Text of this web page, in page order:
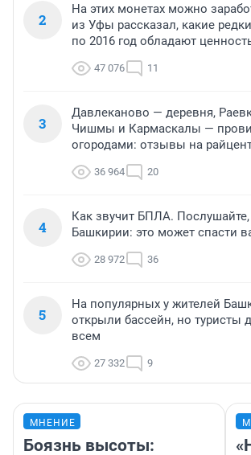
2
На этих монетах можно
из Уфы рассказал, какие
по 2016 год обладают
47 076 11
3
Давлеканово — деревня,
Чишмы и Кармаскалы —
огородами: отзывы на
36 964 20
4
Как звучит БПЛА.
Башкирии: это может спасти
28 972 36
5
На популярных у жителей
открыли бассейн, но туристы
всем
27 332 9
МНЕНИЕ
Боязнь высоты: